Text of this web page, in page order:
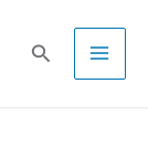
Pesquisa